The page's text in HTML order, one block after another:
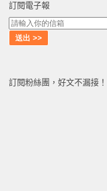
訂閱電子報
訂閱粉絲團，好文不漏接！